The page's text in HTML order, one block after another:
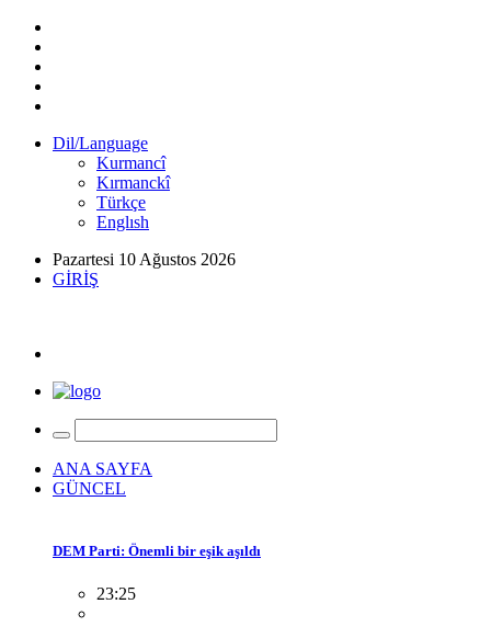
Dil/Language
Kurmancî
Kırmanckî
Türkçe
Englısh
Pazartesi 10 Ağustos 2026
GİRİŞ
ANA SAYFA
GÜNCEL
DEM Parti: Önemli bir eşik aşıldı
23:25